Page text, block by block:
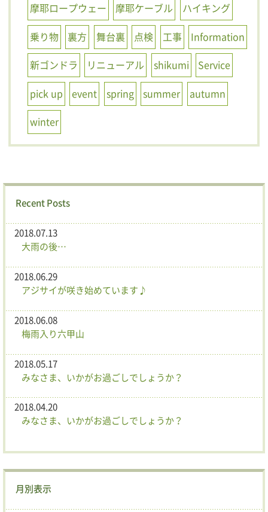
摩耶ロープウェー
摩耶ケーブル
ハイキング
乗り物
裏方 舞台裏 点検 工事
Information
新ゴンドラ
リニューアル shikumi
Service
pick up
event spring summer
autumn
winter
Recent Posts
2018.07.13
大雨の後…
2018.06.29
アジサイが咲き始めています♪
2018.06.08
梅雨入り六甲山
2018.05.17
みなさま、いかがお過ごしでしょうか？
2018.04.20
みなさま、いかがお過ごしでしょうか？
月別表示